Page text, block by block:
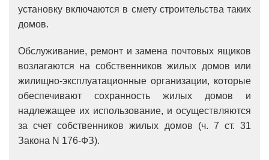
установку включаются в смету строительства таких
домов.
Обслуживание, ремонт и замена почтовых ящиков
возлагаются на собственников жилых домов или
жилищно-эксплуатационные организации, которые
обеспечивают сохранность жилых домов и
надлежащее их использование, и осуществляются
за счет собственников жилых домов (ч. 7 ст. 31
Закона N 176-ФЗ).